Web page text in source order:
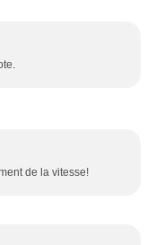
de la vitesse!